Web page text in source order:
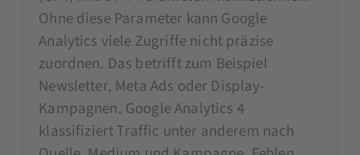
Ohne diese Parameter kann Google
Analytics viele Zugriffe nicht präzise
zuordnen. Das betrifft zum Beispiel
Newsletter, Meta Ads oder Display-
Kampagnen. Google Analytics 4
klassifiziert Traffic unter anderem nach